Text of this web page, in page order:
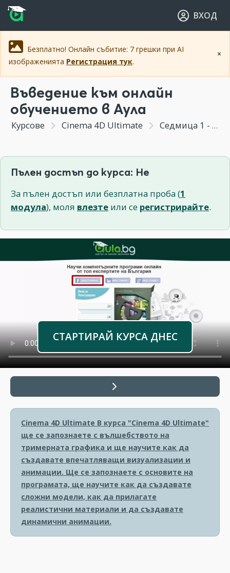
Прескочи към основното съдържание
Прескочи към навигацията
ВХОД
×
Безплатно! Онлайн събитие: 7 грешки при AI
изображенията Регистрация тук.
Въведение към онлайн
обучението в Аула
Курсове Cinema 4D Ultimate Седмица 1 - Основни концепции в Cinema 4D
Пълен достъп до курса: Не
За пълен достъп или безплатна проба (1
модула), моля влезте или се регистрирайте.
СТАРТИРАЙ КУРСА ДНЕС
Cinema 4D Ultimate В курса "Cinema 4D Ultimate"
ще се запознаете с вълшебството на
тримерната графика и ще научите как да
създавате впечатляващи визуализации и
анимации. Ще се запознаете с основите на
програмата, ще научите как да създавате
сложни модели, как да прилагате
реалистични материали и да създавате
динамични анимации.